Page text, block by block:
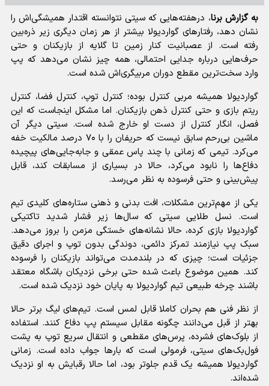
به گزارش برنا، درهفته‌هایی که سیتی نتوانسته اقتدار همیشگی‌اش را
نشان دهد، رفتارهای گواردیولا بیشتر از هر زمان دیگری زیر ذره‌بین
رفته است. از عصبانیت کنار زمین تا گلایه از بازیکنان و حتی
حرف‌هایی درباره جدایی احتمالی، همه چیز نشان می‌دهد که پپ
وارد سخت‌ترین مقطع دوران مربیگری‌اش شده است.
گواردیولا همیشه مربی کنترل بوده؛ کنترل توپ، کنترل فضا، کنترل
ریتم بازی و حتی کنترل ذهن بازیکنان. اما مشکل اینجاست که این
فصل، انگار کنترل از دست او خارج شده است. سیتی دیگر آن
ماشین بی‌رحم سابق نیست که حریفان را با ۷۰ درصد مالکیت خفه
می‌کرد. تیمی که زمانی با چند پاس عمقی و جابه‌جایی‌های پیچیده
دفاع‌ها را نابود می‌کرد، حالا در بسیاری از مسابقات کند، قابل
پیش‌بینی و حتی فرسوده به نظر می‌رسد.
یکی از مهم‌ترین مشکلات، افت بدنی و ذهنی ستاره‌های کلیدی تیم
است. نسل طلایی سیتی که سال‌ها زیر فشار شدید تاکتیکی
گواردیولا بازی کرده، حالا نشانه‌های خستگی مزمن را بروز می‌دهد.
سبک پپ نیازمند تمرکز دائمی، دوندگی بدون توپ و اجرای دقیق
جزئیات است؛ چیزی که در بلندمدت می‌تواند بازیکنان را فرسوده
کند. همین موضوع باعث شده حتی برخی نزدیکان باشگاه معتقد
باشند چرخه طبیعی تیم گواردیولا به پایان خود نزدیک شده است.
از نظر فنی هم بحران کاملا قابل لمس است. تیم‌های لیگ برتر حالا
بهتر از قبل می‌دانند چگونه مقابل سیستم پپ دفاع کنند. استفاده
از بلوک‌های فشرده، پرس‌های مقطعی و انتقال سریع توپ به پشت
فول‌بک‌های سیتی، فرمولی است که بارها جواب داده است. زمانی
گواردیولا همیشه یک قدم جلوتر بود، اما حالا رقبایش به او نزدیک
شده‌اند.